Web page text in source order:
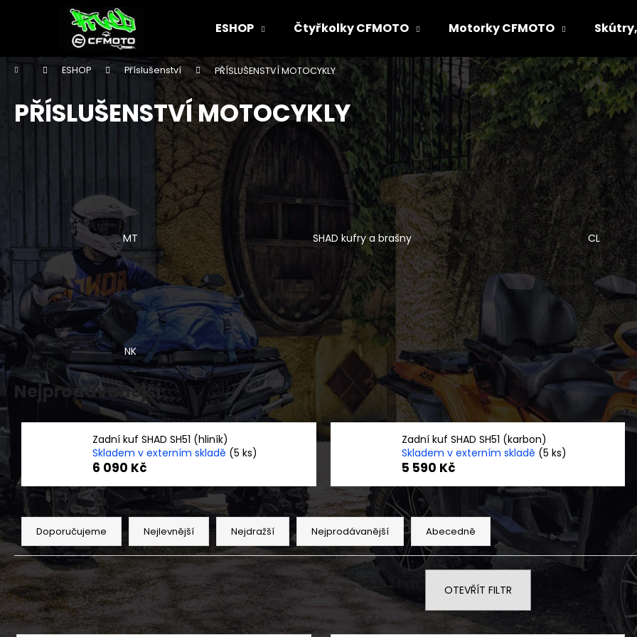
ESHOP Čtyřkolky CFMOTO Motorky CFMOTO
Domů ESHOP Příslušenství PŘÍSLUŠENSTVÍ MOTOCYKLY
PŘÍSLUŠENSTVÍ MOTOCYKLY
MT SHAD kufry a brašny CL
NK
Nejprodávanější
Zadní kuf SHAD SH51 (hliník)
Skladem v externím skladě (5 ks)
6 090 Kč
Zadní kuf SHAD SH51 (karbon)
Skladem v externím skladě (5 ks)
5 590 Kč
Ř
a
z
e
n
í
p
Doporučujeme Nejlevnější Nejdražší Nejprodávanější Abecedně
OTEVŘÍT FILTR
í
Zpět
do
obchodu
Zpět
do
obchodu
Co potřebujete najít?
HLEDAT
Doporučujeme
KRYTKA DISKU NÍZKÁ CFMOTO 4KS
490 Kč
ČTYŘKOLKA CFMOTO GLADIATOR X850
EPS EU5+ G3 ČERNÁ OVERLAND -
NOVINKA
279 990 Kč
NF 2210
ŠEDO ZELENÝ
2 720 Kč